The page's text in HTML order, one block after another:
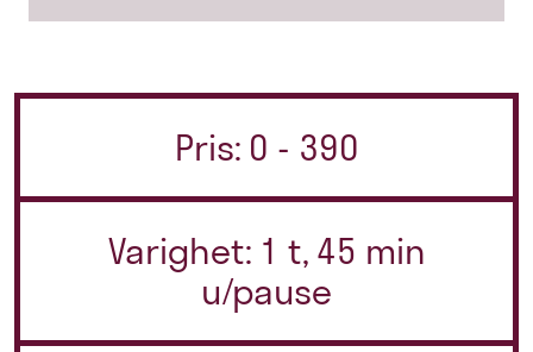
Pris: 0 - 390
Varighet: 1 t, 45 min
u/pause